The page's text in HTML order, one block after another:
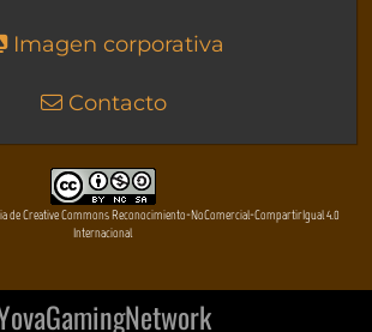
Imagen corporativa
Contacto
de Creative Commons Reconocimiento-NoComercial-CompartirIgual 4.0
Internacional